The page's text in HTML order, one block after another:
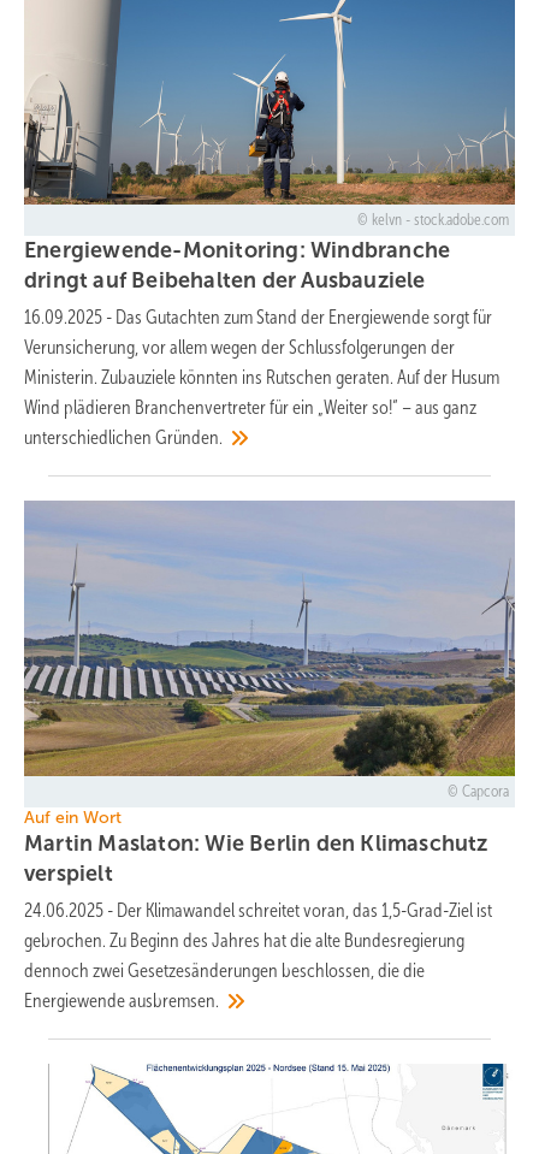
kelvn - stock.adobe.com
Energiewende-Monitoring: Windbranche
dringt auf Beibehalten derAusbauziele
16.09.2025 - Das Gutachten zum Stand der Energiewende sorgt für
Verunsicherung, vor allem wegen der Schlussfolgerungen der
Ministerin. Zubauziele könnten ins Rutschen geraten. Auf der Husum
Wind plädieren Branchenvertreter für ein „Weiter so!“ – aus ganz
unterschiedlichen Gründen.
Capcora
Auf ein Wort
Martin Maslaton: Wie Berlin den Klimaschutz
verspielt
24.06.2025 - Der Klimawandel schreitet voran, das 1,5-Grad-Ziel ist
gebrochen. Zu Beginn des Jahres hat die alte Bundesregierung
dennoch zwei Gesetzesänderungen beschlossen, die die
Energiewendeausbremsen.